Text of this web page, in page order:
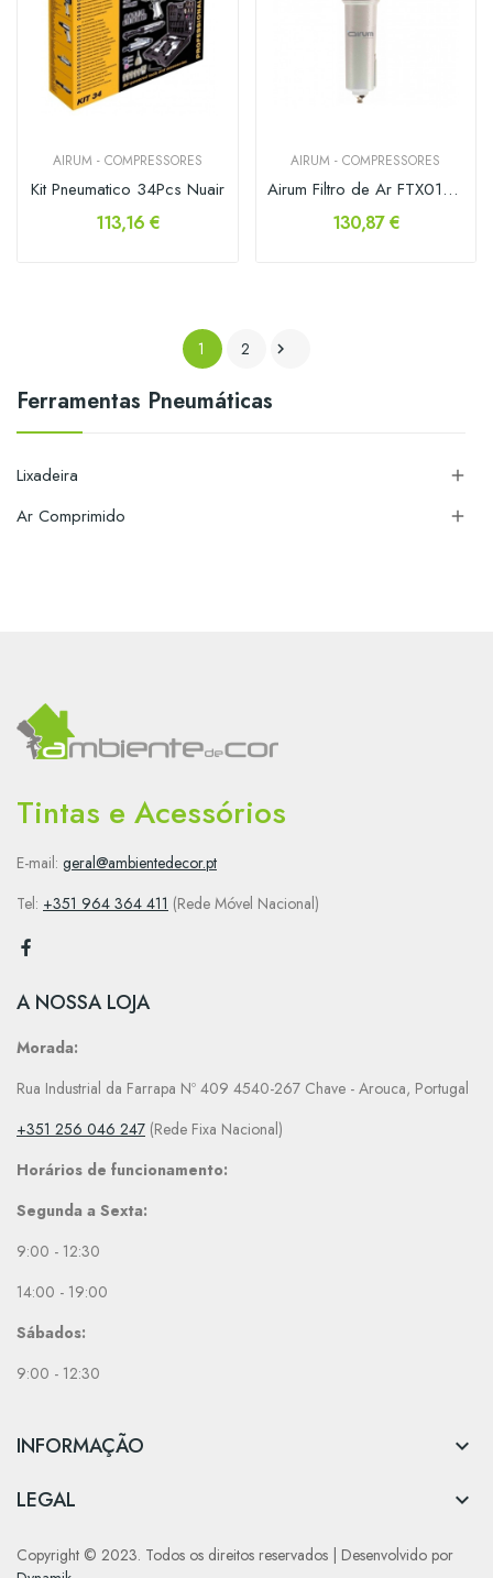
Ferramentas Pneumáticas
Lixadeira 
Ar Comprimido 
AIRUM - COMPRESSORES
Kit Pneumatico 34Pcs Nuair
113,16 €
AIRUM - COMPRESSORES
Airum Filtro de Ar FTX012 0.01 micron
130,87 €
1 2 
Tintas e Acessórios
E-mail: geral@ambientedecor.pt
Tel: +351 964 364 411 (Rede Móvel Nacional)
A NOSSA LOJA
Morada:
Rua Industrial da Farrapa Nº 409 4540-267 Chave - Arouca, Portugal
+351 256 046 247 (Rede Fixa Nacional)
Horários de funcionamento:
Segunda a Sexta:
9:00 - 12:30
14:00 - 19:00
Sábados:
9:00 - 12:30
INFORMAÇÃO 
LEGAL 
Copyright © 2023. Todos os direitos reservados | Desenvolvido por